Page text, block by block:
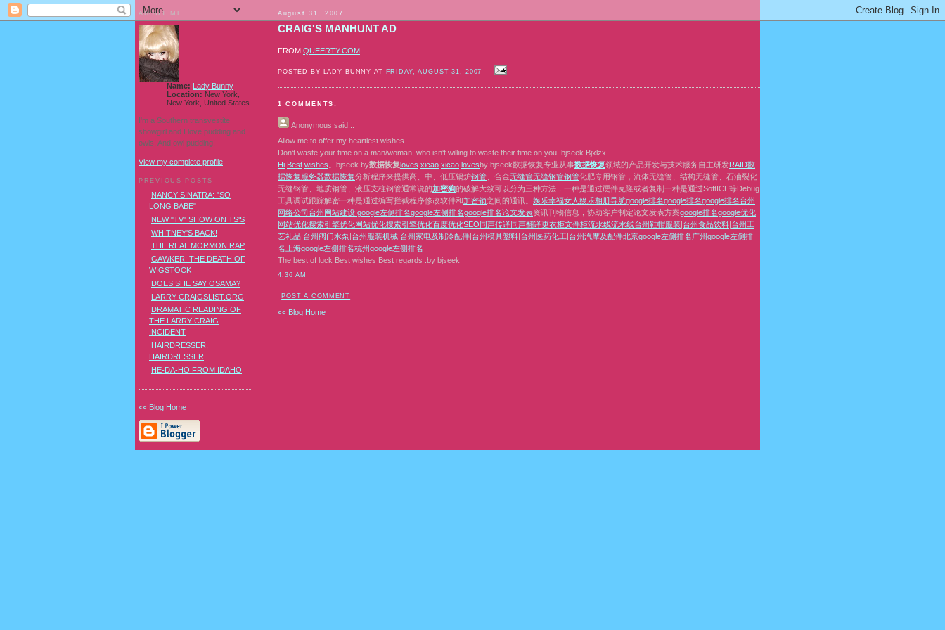
August 31, 2007
CRAIG'S MANHUNT AD
FROM QUEERTY.COM
POSTED BY LADY BUNNY AT FRIDAY, AUGUST 31, 2007
1 COMMENTS:
Anonymous said...
Allow me to offer my heartiest wishes.
Don‘t waste your time on a man/woman, who isn‘t willing to waste their time on you. bjseek Bjxlzx
Hi Best wishes 。bjseek by数据恢复 oves xicao xicao ovesby bjseek数据恢复专业从事数据恢复领域的产品开发与技术服务自主研发RAID数
据恢复 服务器数据恢复分析程序来提供高、中、低压锅炉钢管 、合金无缝管无缝钢管钢管化肥专用钢管，流体无缝管、结构无缝管、石油裂化
无缝钢管、地质钢管、液压支柱钢管通常说的加密狗的破解大致可以分为三种方法，一种是通过硬件克隆或者复制一种是通过SoftICE等Debug
工具调试跟踪解密一种是通过编写拦截程序修改软件和加密锁之间的通讯。 娱乐幸福女人 娱乐相册导航google排名google排名google排名台州
网络公司 台州网站建设 google左侧排名google左侧排名google排名论文发表资讯刊物信息，协助客户制定论文发表方案google排名google优化
网站优化搜索引擎优化网站优化搜索引擎优化百度优化SEO 同声传译同声翻译更衣柜文件柜流水线流水线台州鞋帽服装 台州食品饮料 台州工
艺礼品 台州阀门水泵 台州服装机械 台州家电及制冷配件 台州模具塑料 台州医药化工 台州汽摩及配件北京google左侧排名广州google左侧排
名 上海google左侧排名杭州google左侧排名
The best of luck Best wishes Best regards .by bjseek
4:36 AM
POST A COMMENT
<< Blog Home
ABOUT ME
Name: Lady Bunny
Location: New York,
New York, United States
I'm a Southern transvestite
showgirl and I love pudding and
owls! And owl pudding!
View my complete profile
PREVIOUS POSTS
NANCY SINATRA: "SO
LONG BABE"
NEW "TV" SHOW ON TS'S
WHITNEY'S BACK!
THE REAL MORMON RAP
GAWKER: THE DEATH OF
WIGSTOCK
DOES SHE SAY OSAMA?
LARRY CRAIGSLIST.ORG
DRAMATIC READING OF
THE LARRY CRAIG
INCIDENT
HAIRDRESSER,
HAIRDRESSER
HE-DA-HO FROM IDAHO
<< Blog Home